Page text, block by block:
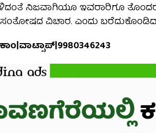
ನಿಜವಾಗಿಯೂ ಇವರಾರಿಗೂ
ವಿಚಾರ. ಎಂದು